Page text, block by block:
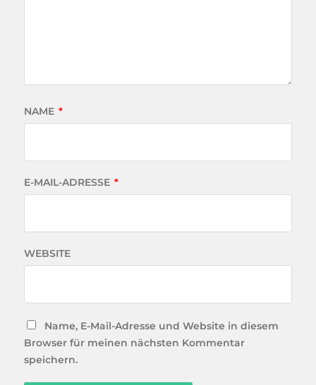
NAME *
E-MAIL-ADRESSE *
WEBSITE
Name, E-Mail-Adresse und Website in diesem
Browser für meinen nächsten Kommentar
speichern.